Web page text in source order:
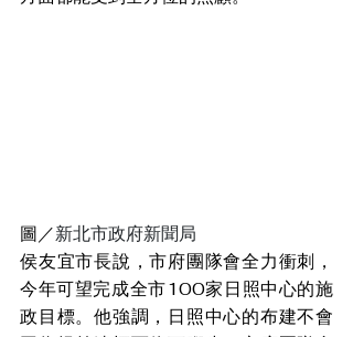
圖／新北市政府新聞局
侯友宜市長說，市府團隊會全力衝刺，
今年可望完成全市100家日照中心的施
政目標。他強調，日照中心的布建不會